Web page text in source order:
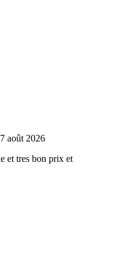
7 août 2026
et tres bon prix et